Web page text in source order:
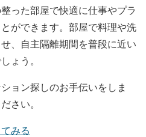
った部屋で快適に仕事やプラ
ができます。部屋で料理や洗
、自主隔離期間を普段に近い
ょう。
ョン探しのお手伝いをしま
さい。
みる